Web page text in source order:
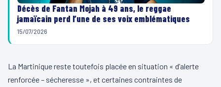
Décès de Fantan Mojah à 49 ans, le reggae
jamaïcain perd l’une de ses voix emblématiques
15/07/2026
La Martinique reste toutefois placée en situation « d’alerte
renforcée – sécheresse », et certaines contraintes de